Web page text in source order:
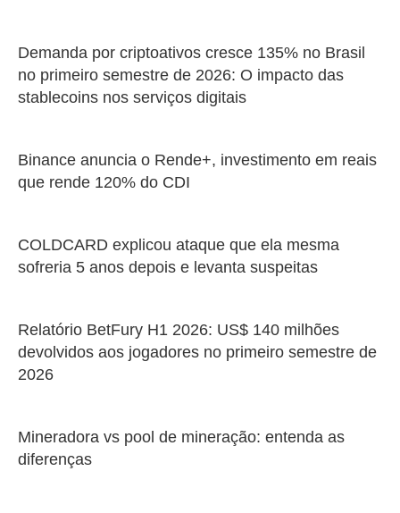
Demanda por criptoativos cresce 135% no Brasil
no primeiro semestre de 2026: O impacto das
stablecoins nos serviços digitais
Binance anuncia o Rende+, investimento em reais
que rende 120% do CDI
COLDCARD explicou ataque que ela mesma
sofreria 5 anos depois e levanta suspeitas
Relatório BetFury H1 2026: US$ 140 milhões
devolvidos aos jogadores no primeiro semestre de
2026
Mineradora vs pool de mineração: entenda as
diferenças